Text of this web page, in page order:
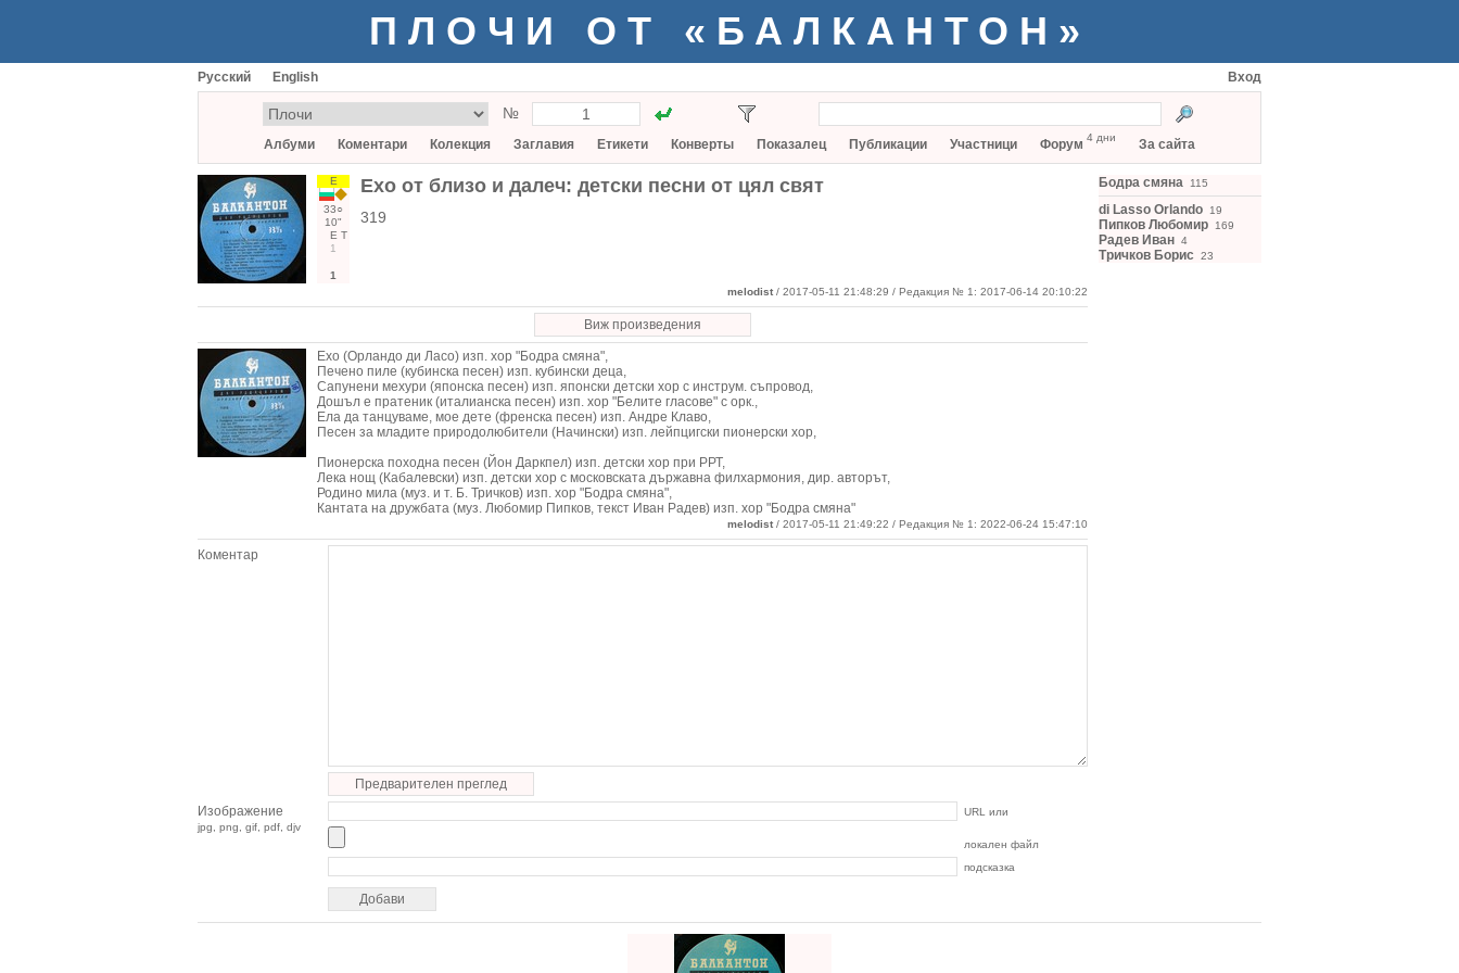
ПЛОЧИ ОТ «БАЛКАНТОН»
Русский English Вход
№
Албуми Коментари Колекция Заглавия Етикети Конверты Показалец Публикации Участници Форум 4 дни За сайта
Е
33○
10"
Е Т
1
1
Ехо от близо и далеч: детски песни от цял свят
319
melodist / 2017-05-11 21:48:29 / Редакция № 1: 2017-06-14 20:10:22
Виж произведения
Ехо (Орландо ди Ласо) изп. хор "Бодра смяна",
Печено пиле (кубинска песен) изп. кубински деца,
Сапунени мехури (японска песен) изп. японски детски хор с инструм. съпровод,
Дошъл е пратеник (италианска песен) изп. хор "Белите гласове" с орк.,
Ела да танцуваме, мое дете (френска песен) изп. Андре Клаво,
Песен за младите природолюбители (Начински) изп. лейпцигски пионерски хор,
Пионерска походна песен (Йон Даркпел) изп. детски хор при РРТ,
Лека нощ (Кабалевски) изп. детски хор с московската държавна филхармония, дир. авторът,
Родино мила (муз. и т. Б. Тричков) изп. хор "Бодра смяна",
Кантата на дружбата (муз. Любомир Пипков, текст Иван Радев) изп. хор "Бодра смяна"
melodist / 2017-05-11 21:49:22 / Редакция № 1: 2022-06-24 15:47:10
Коментар
Предварителен преглед
Изображение
jpg, png, gif, pdf, djv
URL или
локален файл
подсказка
Бодра смяна 115
di Lasso Orlando 19
Пипков Любомир 169
Радев Иван 4
Тричков Борис 23